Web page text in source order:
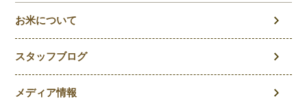
お米について
スタッフブログ
メディア情報